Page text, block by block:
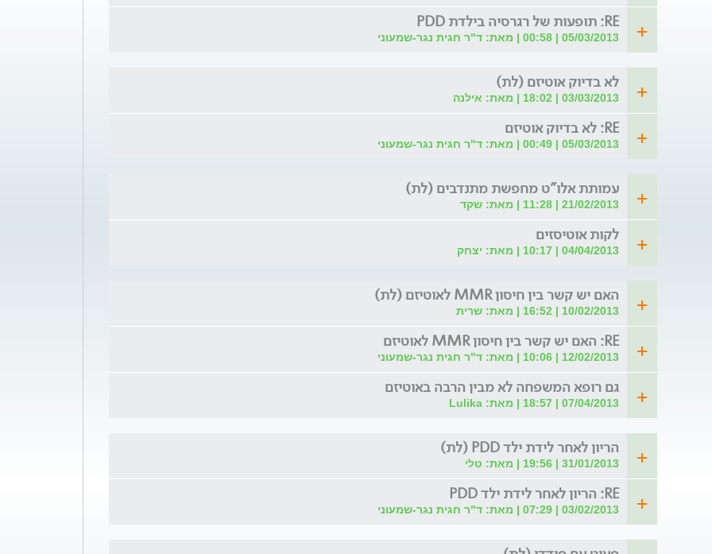
RE: תופעות של רגרסיה בילדת PDD
05/03/2013 | 00:58 | מאת: ד"ר חגית נגר-שמעוני
לא בדיוק אוטיזם (לת)
03/03/2013 | 18:02 | מאת: אילנה
RE: לא בדיוק אוטיזם
05/03/2013 | 00:49 | מאת: ד"ר חגית נגר-שמעוני
עמותת אלו"ט מחפשת מתנדבים (לת)
21/02/2013 | 11:28 | מאת: שקד
לקות אוטיסזים
04/04/2013 | 10:17 | מאת: יצחק
האם יש קשר בין חיסון MMR לאוטיזם (לת)
10/02/2013 | 16:52 | מאת: שרית
RE: האם יש קשר בין חיסון MMR לאוטיזם
12/02/2013 | 10:06 | מאת: ד"ר חגית נגר-שמעוני
גם רופא המשפחה לא מבין הרבה באוטיזם
07/04/2013 | 18:57 | מאת: Lulika
הריון לאחר לידת ילד PDD (לת)
31/01/2013 | 19:56 | מאת: טלי
RE: הריון לאחר לידת ילד PDD
03/02/2013 | 07:29 | מאת: ד"ר חגית נגר-שמעוני